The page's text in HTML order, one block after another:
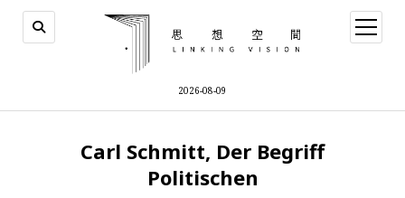
2026-08-09
open
menu
Carl Schmitt, Der Begriff
Politischen